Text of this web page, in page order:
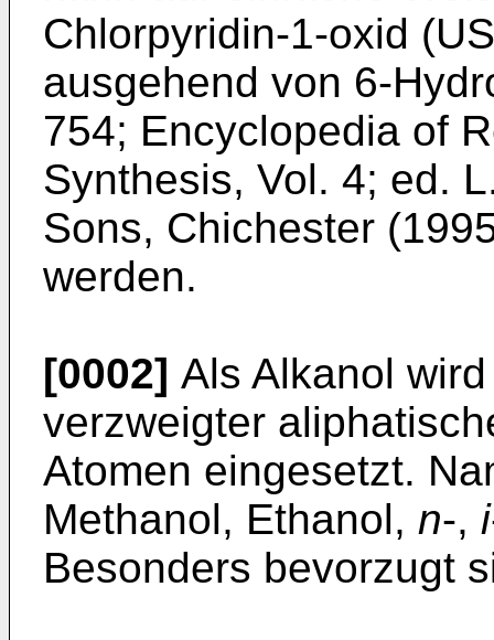
Chlorpyridin-1-oxid
ausgehend von 6-
754; Encyclopedia of
Synthesis, Vol. 4; ed.
Sons, Chichester
werden.
[0002] Als Alkanol
verzweigter
Atomen eingesetzt.
Methanol, Ethanol, n-, i
Besonders bevorzugt